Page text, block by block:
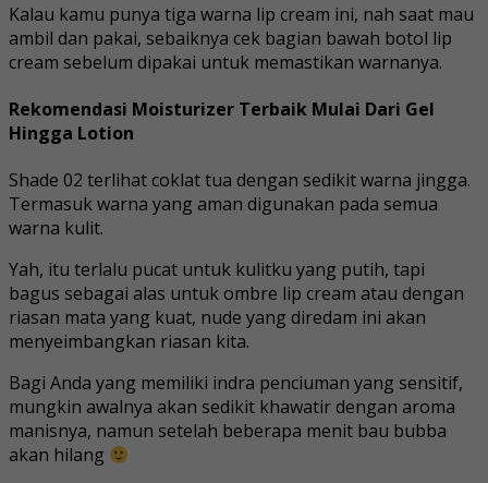
Kalau kamu punya tiga warna lip cream ini, nah saat mau
ambil dan pakai, sebaiknya cek bagian bawah botol lip
cream sebelum dipakai untuk memastikan warnanya.
Rekomendasi Moisturizer Terbaik Mulai Dari Gel
Hingga Lotion
Shade 02 terlihat coklat tua dengan sedikit warna jingga.
Termasuk warna yang aman digunakan pada semua
warna kulit.
Yah, itu terlalu pucat untuk kulitku yang putih, tapi
bagus sebagai alas untuk ombre lip cream atau dengan
riasan mata yang kuat, nude yang diredam ini akan
menyeimbangkan riasan kita.
Bagi Anda yang memiliki indra penciuman yang sensitif,
mungkin awalnya akan sedikit khawatir dengan aroma
manisnya, namun setelah beberapa menit bau bubba
akan hilang